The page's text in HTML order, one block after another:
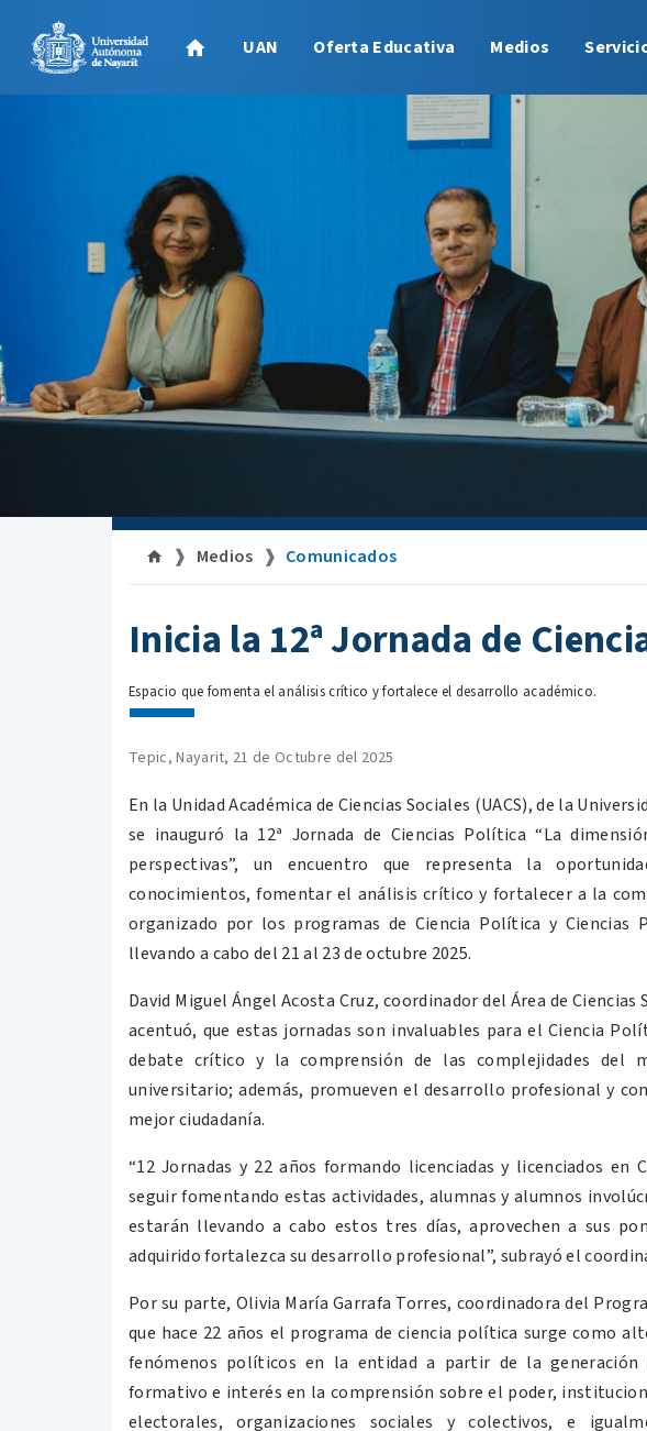
UAN Oferta Educativa Medios
Medios Comunicados
Inicia la 12ª Jornada de
Espacio que fomenta el análisis crítico y fortalece el desarrollo académico.
Tepic, Nayarit, 21 de Octubre del 2025
En la Unidad Académica de Ciencias Sociales (UACS), de la
se inauguró la 12ª Jornada de Ciencias Política “La
perspectivas”, un encuentro que representa la
conocimientos, fomentar el análisis crítico y fortalecer a la
organizado por los programas de Ciencia Política y Ciencias
llevando a cabo del 21 al 23 de octubre 2025.
David Miguel Ángel Acosta Cruz, coordinador del Área de Ciencias
acentuó, que estas jornadas son invaluables para el Ciencia
debate crítico y la comprensión de las complejidades del
universitario; además, promueven el desarrollo profesional y
mejor ciudadanía.
“12 Jornadas y 22 años formando licenciadas y licenciados
seguir fomentando estas actividades, alumnas y alumnos
estarán llevando a cabo estos tres días, aprovechen a sus
adquirido fortalezca su desarrollo profesional”, subrayó el
Por su parte, Olivia María Garrafa Torres, coordinadora del
que hace 22 años el programa de ciencia política surge como
fenómenos políticos en la entidad a partir de la generación
formativo e interés en la comprensión sobre el poder,
electorales, organizaciones sociales y colectivos, e